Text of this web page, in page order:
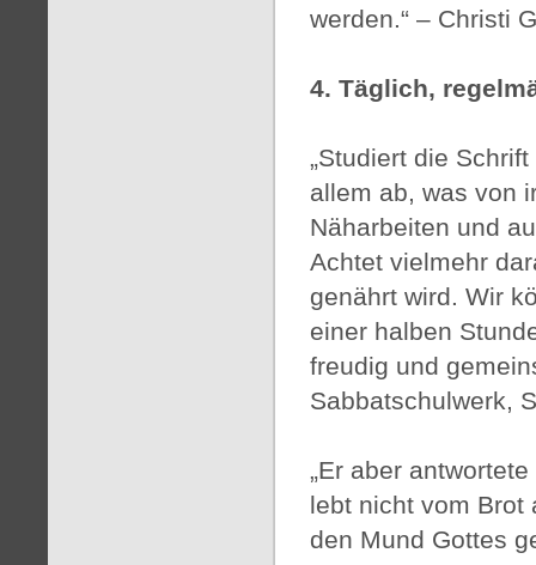
werden.“ – Christi
4. Täglich,
„Studiert die
allem ab, was von
Näharbeiten und
Achtet vielmehr
genährt wird. Wir
einer halben
freudig und
Sabbatschulwerk,
„Er aber
lebt nicht vom Brot
den Mund Gottes